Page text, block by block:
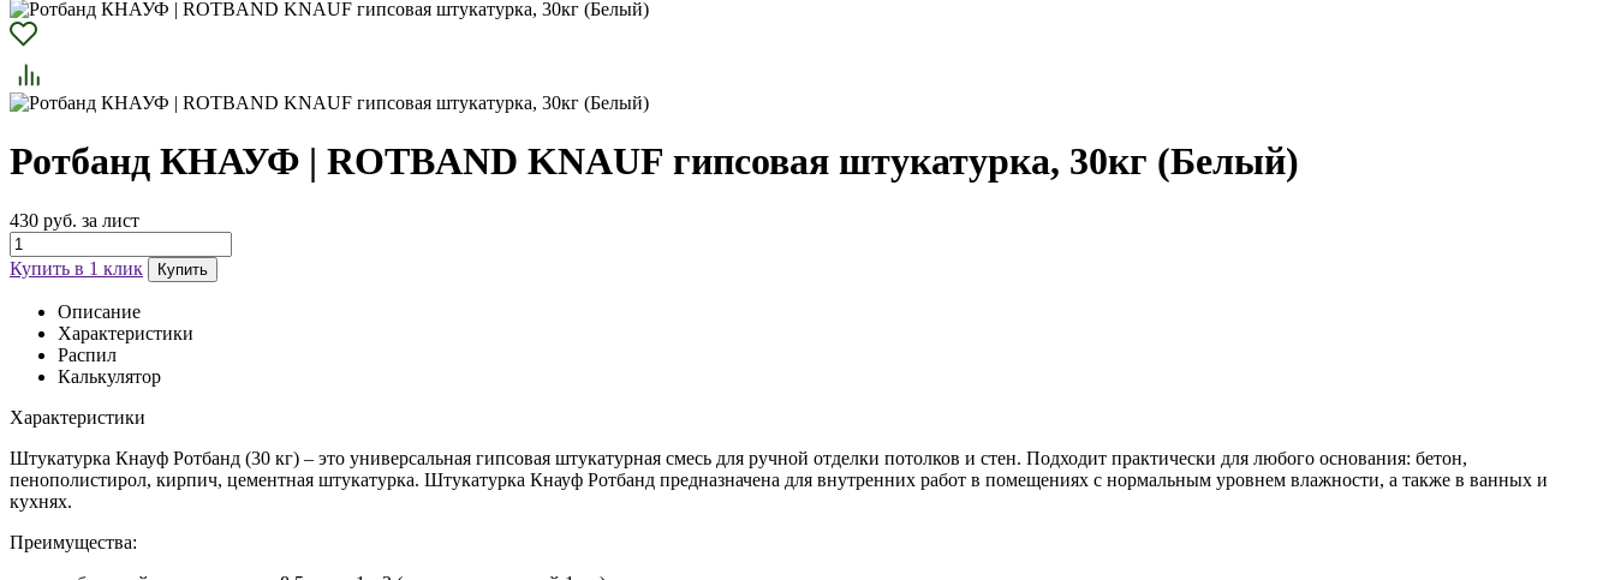
Ротбанд КНАУФ | ROTBAND KNAUF гипсовая штукатурка, 30кг (Белый)
430 руб. за лист
Купить в 1 клик Купить
Описание
Характеристики
Распил
Калькулятор
Характеристики
Штукатурка Кнауф Ротбанд (30 кг) – это универсальная гипсовая штукатурная смесь для ручной отделки потолков и стен. Подходит практически для любого основания: бетон,
пенополистирол, кирпич, цементная штукатурка. Штукатурка Кнауф Ротбанд предназначена для внутренних работ в помещениях с нормальным уровнем влажности, а также в ванных и
кухнях.
Преимущества: